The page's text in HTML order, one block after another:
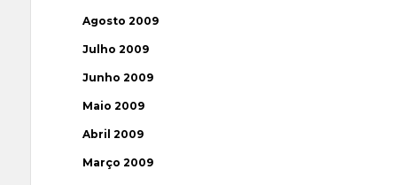
Agosto 2009
Julho 2009
Junho 2009
Maio 2009
Abril 2009
Março 2009